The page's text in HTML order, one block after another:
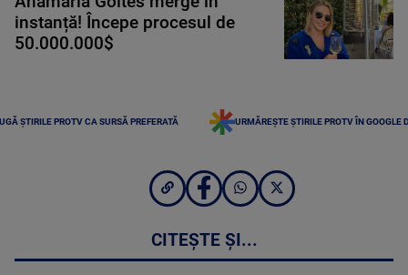
instanță! Începe procesul de
50.000.000$
ȘTIRILE PROTV CA SURSĂ PREFERATĂ URMĂREȘTE ȘTIRILE PROTV ÎN GOOGLE
CITEȘTE ȘI...